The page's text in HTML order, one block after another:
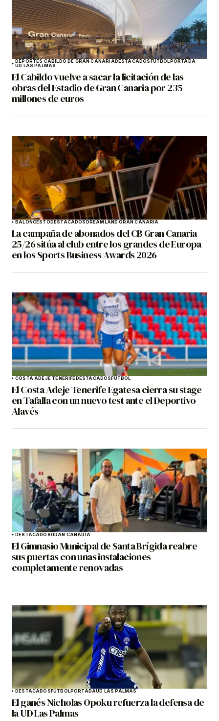
DEPORTES CABILDO DE GRAN CANARIADESTACADOS FÚTBOL PORTADA
UD LAS PALMAS
El Cabildo vuelve a sacar la licitación de las
obras del Estadio de Gran Canaria por 235
millones de euros
BALONCESTO DESTACADOS DREAMLAND GRAN CANARIA
La campaña de abonados del CB Gran Canaria
25/26 sitúa al club entre los grandes de Europa
en los Sports Business Awards 2026
COSTA ADEJE TENERIFE DESTACADOS FÚTBOL
El Costa Adeje Tenerife Egatesa cierra su stage
en Tafalla con un nuevo test ante el Deportivo
Alavés
DESTACADOSGRAN CANARIA
El Gimnasio Municipal de Santa Brígida reabre
sus puertas con unas instalaciones
completamente renovadas
DESTACADOS FÚTBOLPORTADAUD LAS PALMAS
El ganés Nicholas Opoku refuerza la defensa de
la UD Las Palmas